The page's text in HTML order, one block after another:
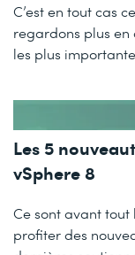
C’est en tout cas
regardons plus
les plus
Les 5
vSphere 8
Ce sont avant
profiter des